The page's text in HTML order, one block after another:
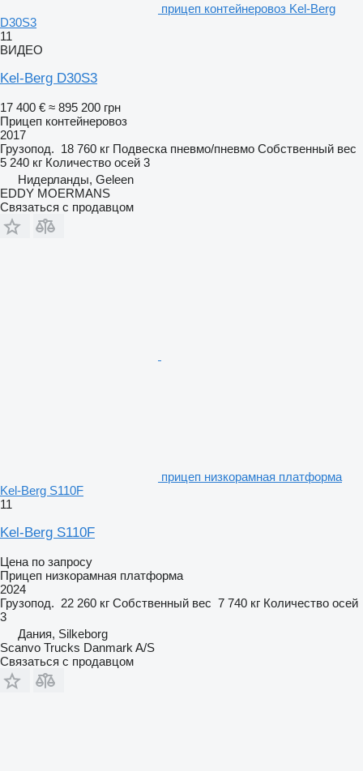
прицеп контейнеровоз Kel-Berg
D30S3
11
ВИДЕО
Kel-Berg D30S3
17 400 € ≈ 895 200 грн
Прицеп контейнеровоз
2017
Грузопод. 18 760 кг Подвеска пневмо/пневмо Собственный вес
5 240 кг Количество осей 3
Нидерланды, Geleen
EDDY MOERMANS
Связаться с продавцом
прицеп низкорамная платформа
Kel-Berg S110F
11
Kel-Berg S110F
Цена по запросу
Прицеп низкорамная платформа
2024
Грузопод. 22 260 кг Собственный вес 7 740 кг Количество осей
3
Дания, Silkeborg
Scanvo Trucks Danmark A/S
Связаться с продавцом